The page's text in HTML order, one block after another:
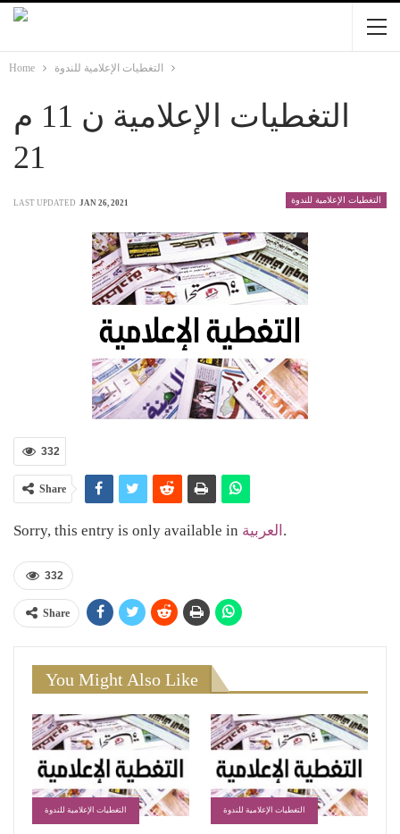
Home التغطيات الإعلامية للندوة
التغطيات الإعلامية ن 11 م
21
التغطيات الإعلامية للندوة LAST UPDATED JAN 26, 2021
332
Share
Sorry, this entry is only available in العربية .
332
Share
You Might Also Like
التغطيات الإعلامية للندوة التغطيات الإعلامية للندوة